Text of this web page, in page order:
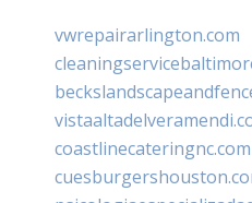
vwrepairarlington.com
coastlinecateringnc.com